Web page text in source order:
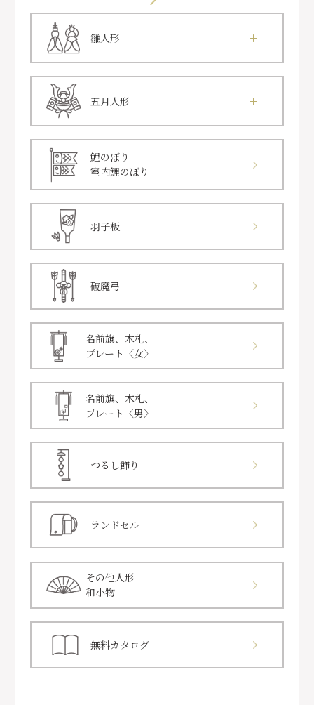
雛人形
五月人形
鯉のぼり
室内鯉のぼり
羽子板
破魔弓
名前旗、木札、
プレート〈女〉
名前旗、木札、
プレート〈男〉
つるし飾り
ランドセル
その他人形
和小物
無料カタログ